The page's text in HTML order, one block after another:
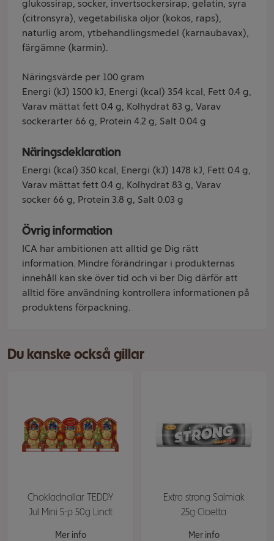
glukossirap, socker, invertsockersirap, gelatin, syra
(citronsyra), vegetabiliska oljor (kokos, raps),
naturlig arom, ytbehandlingsmedel (karnaubavax),
färgämne (karmin).
Näringsvärde per 100 gram
Energi (kJ) 1500 kJ, Energi (kcal) 354 kcal, Fett 0.4 g,
Varav mättat fett 0.4 g, Kolhydrat 83 g, Varav
sockerarter 66 g, Protein 4.2 g, Salt 0.04 g
Näringsdeklaration
Energi (kcal) 350 kcal, Energi (kJ) 1478 kJ, Fett 0.4 g,
Varav mättat fett 0.4 g, Kolhydrat 83 g, Varav
socker 66 g, Protein 3.8 g, Salt 0.03 g
Övrig information
ICA har ambitionen att alltid ge Dig rätt
information. Mindre förändringar i produkternas
innehåll kan ske över tid och vi ber Dig därför att
alltid före användning kontrollera informationen på
produktens förpackning.
Du kanske också gillar
Chokladnallar TEDDY
Jul Mini 5-p 50g Lindt
Mer info
Extra strong Salmiak
25g Cloetta
Mer info